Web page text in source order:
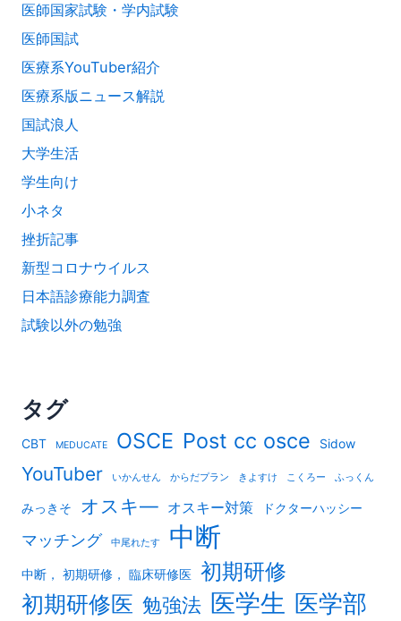
医師国家試験・学内試験
医師国試
医療系YouTuber紹介
医療系版ニュース解説
国試浪人
大学生活
学生向け
小ネタ
挫折記事
新型コロナウイルス
日本語診療能力調査
試験以外の勉強
タグ
CBT MEDUCATE OSCE Post cc osce Sidow
YouTuber いかんせん からだプラン きよすけ こくろー ふっくん
みっきそ オスキ― オスキー対策 ドクターハッシー
マッチング 中尾れたす 中断
中断， 初期研修， 臨床研修医 初期研修
初期研修医 勉強法 医学生 医学部